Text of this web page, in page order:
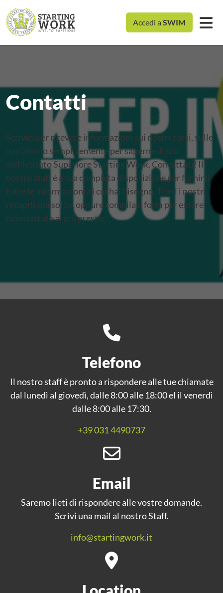
Accedi a SWIM
Contatti
Scrivici per ricevere informazioni sui nostri corsi, sulle
iscrizioni o semplicemente per saperne di più
sull’Istituto Superiore Starting Work. Contattaci! Il
nostro staff è a tua completa disposizione per fornirti
tutte le informazioni di cui hai bisogno. Trovi i nostri
recapiti qui sotto, oppure compila il form per essere
ricontattato al più presto.
Telefono
Il nostro staff è pronto a rispondere alle tue chiamate
dal lunedì al giovedì, dalle 8:00 alle 18:00 el il venerdì
dalle 8:00 alle 17:30.
+39 031 4490737
Email
Saremo lieti di rispondere alle vostre domande.
Scrivi una mail al nostro Staff.
info@startingwork.it